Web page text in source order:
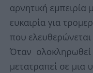
αρνητική εμπειρία
ευκαιρία για
που
Όταν ολοκληρωθεί
μετατραπεί σε μια